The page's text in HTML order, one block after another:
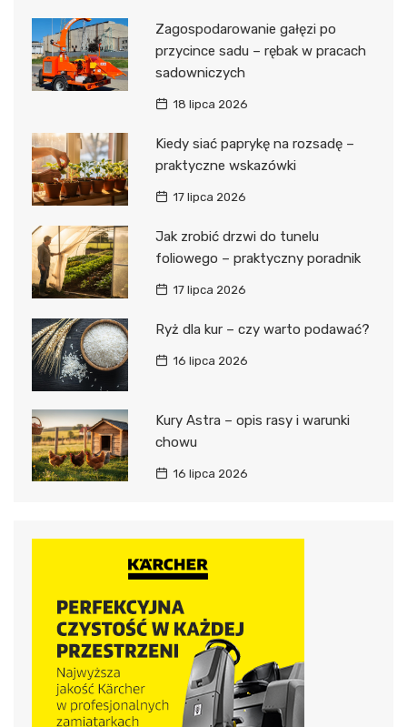
Zagospodarowanie gałęzi po
przycince sadu – rębak w pracach
sadowniczych
18 lipca 2026
Kiedy siać paprykę na rozsadę –
praktyczne wskazówki
17 lipca 2026
Jak zrobić drzwi do tunelu
foliowego – praktyczny poradnik
17 lipca 2026
Ryż dla kur – czy warto podawać?
16 lipca 2026
Kury Astra – opis rasy i warunki
chowu
16 lipca 2026